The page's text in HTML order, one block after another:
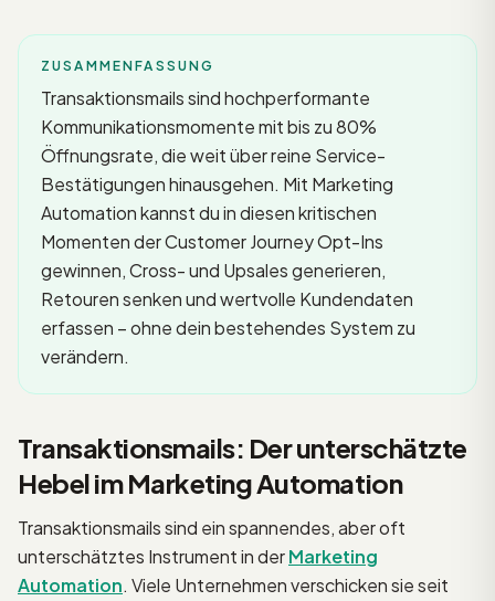
ZUSAMMENFASSUNG
Transaktionsmails sind hochperformante
Kommunikationsmomente mit bis zu 80%
Öffnungsrate, die weit über reine Service-
Bestätigungen hinausgehen. Mit Marketing
Automation kannst du in diesen kritischen
Momenten der Customer Journey Opt-Ins
gewinnen, Cross- und Upsales generieren,
Retouren senken und wertvolle Kundendaten
erfassen – ohne dein bestehendes System zu
verändern.
Transaktionsmails: Der unterschätzte
Hebel im Marketing Automation
Transaktionsmails sind ein spannendes, aber oft
unterschätztes Instrument in derMarketing
Automation. Viele Unternehmen verschicken sie seit